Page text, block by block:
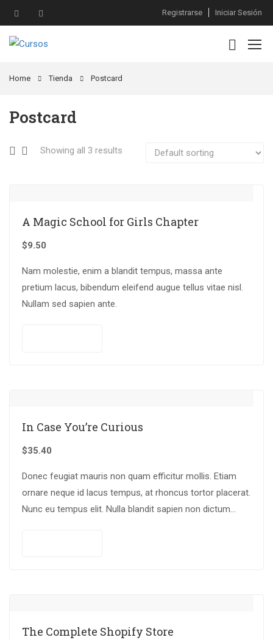
Registrarse Iniciar Sesión
Home Tienda Postcard
Postcard
Showing all 3 results
A Magic School for Girls Chapter
$9.50
Nam molestie, enim a blandit tempus, massa ante
pretium lacus, bibendum eleifend augue tellus vitae nisl.
Nullam sed sapien ante.
In Case You’re Curious
$35.40
Donec feugiat mauris non quam efficitur mollis. Etiam
ornare neque id lacus tempus, at rhoncus tortor placerat.
Nunc eu tempus elit. Nulla blandit sapien non dictum
The Complete Shopify Store